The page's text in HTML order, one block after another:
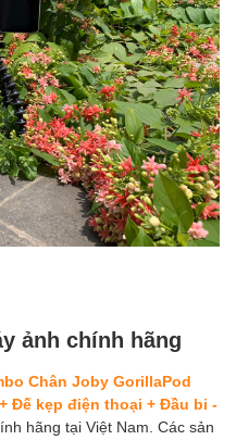
ảnh chính hãng
Chân Joby GorillaPod
Đế kẹp điện thoại + Đầu bi -
hãng tại Việt Nam. Các sản